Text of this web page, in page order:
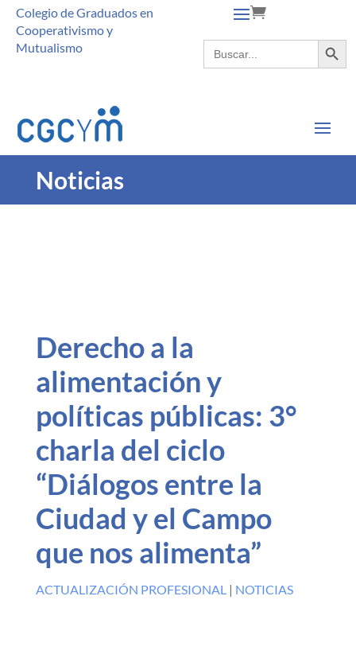
Colegio de Graduados en
Cooperativismo y
Mutualismo
Buscar: Botón de
Noticias
Derecho a la
alimentación y
políticas públicas: 3°
charla del ciclo
“Diálogos entre la
Ciudad y el Campo
que nos alimenta”
ACTUALIZACIÓN PROFESIONAL| NOTICIAS